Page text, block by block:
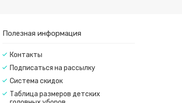
Полезная информация
Контакты
Подписаться на рассылку
Система скидок
Таблица размеров детских